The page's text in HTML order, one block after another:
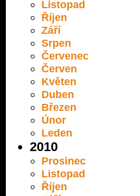
Listopad
Říjen
Září
Srpen
Červenec
Červen
Květen
Duben
Březen
Únor
Leden
2010
Prosinec
Listopad
Říjen